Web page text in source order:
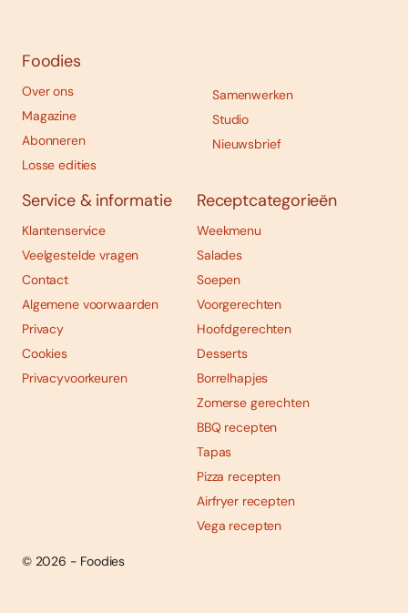
Foodies
Over ons
Magazine
Abonneren
Losse edities
Samenwerken
Studio
Nieuwsbrief
Service & informatie
Klantenservice
Veelgestelde vragen
Contact
Algemene voorwaarden
Privacy
Cookies
Privacyvoorkeuren
Receptcategorieën
Weekmenu
Salades
Soepen
Voorgerechten
Hoofdgerechten
Desserts
Borrelhapjes
Zomerse gerechten
BBQ recepten
Tapas
Pizza recepten
Airfryer recepten
Vega recepten
© 2026 - Foodies